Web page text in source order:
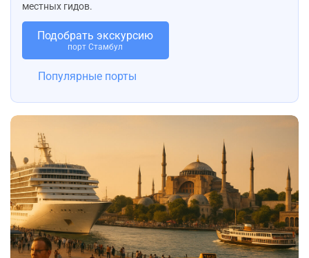
местных гидов.
Подобрать экскурсию
порт Стамбул
Популярные порты